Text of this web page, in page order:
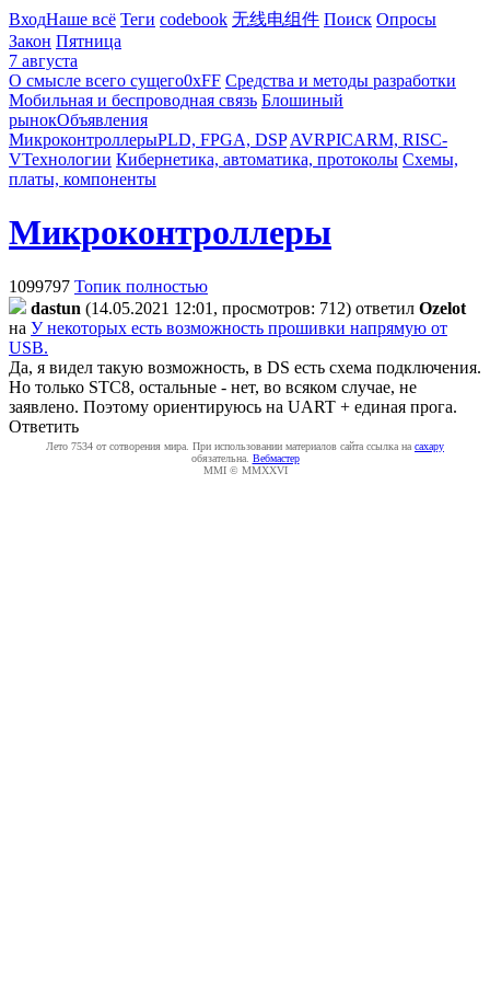
ВходНаше всё Теги codebook 无线电组件 Поиск Опросы
Закон Пятница
7 августа
О смысле всего сущего0xFF Средства и методы разработки
Мобильная и беспроводная связь Блошиный
рынокОбъявления
МикроконтроллерыPLD, FPGA, DSP AVRPICARM, RISC-
VТехнологии Кибернетика, автоматика, протоколы Схемы,
платы, компоненты
Микроконтроллеры
1099797 Топик полностью
dastun (14.05.2021 12:01, просмотров: 712) ответил Ozelot
на У некоторых есть возможность прошивки напрямую от
USB.
Да, я видел такую возможность, в DS есть схема подключения.
Но только STC8, остальные - нет, во всяком случае, не
заявлено. Поэтому ориентируюсь на UART + единая прога.
Ответить
Лето 7534 от сотворения мира. При использовании материалов сайта ссылка на caxapу
обязательна. Вебмастер
MMI © MMXXVI